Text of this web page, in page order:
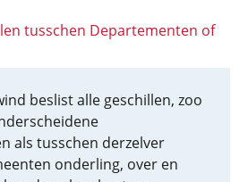
tusschen Departementen of
beslist alle geschillen, zoo
als tusschen derzelver
onderling, over en